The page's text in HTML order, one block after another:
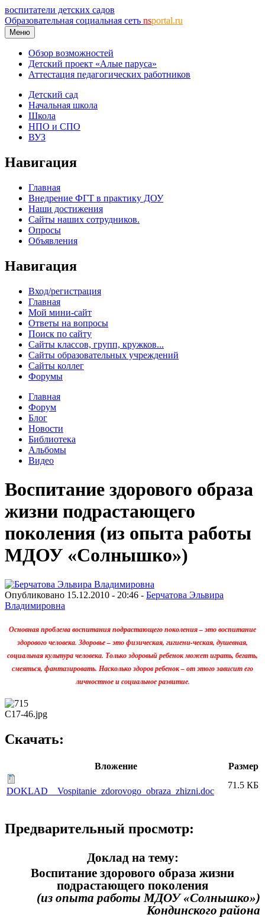
воспитатели детских садов
Образовательная социальная сеть nsportal.ru
Меню
Обзор возможностей
Детский проект «Алые паруса»
Аттестация педагогических работников
Детский сад
Начальная школа
Школа
НПО и СПО
ВУЗ
Навигация
Главная
Внедрение ФГТ в практику ДОУ
Наши достижения
Сайты наших сотрудников.
Опросы
Объявления
Навигация
Вход/регистрация
Главная
Мой мини-сайт
Ответы на вопросы
Поиск по сайту
Сайты классов, групп, кружков...
Сайты образовательных учреждений
Сайты коллег
Форумы
Главная
Форум
Блог
Новости
Библиотека
Альбомы
Видео
Воспитание здорового образа
жизни подрастающего
поколения (из опыта работы
МДОУ «Солнышко»)
Опубликовано 15.12.2010 - 20:46 - Берчатова Эльвира
Владимировна
Основная проблема воспитания подрастающего поколения – это воспитание
здорового человека. Здоровье – это физическая, гигиени-ческая, душевная,
социальная культура человека. Только здоровый ребенок может играть, бегать,
смеяться, фантазировать. Насколько здоров ребенок – от этого зависит его
личностное и социальное развитие.
C17-46.jpg
Скачать:
Вложение Размер
DOKLAD__Vospitanie_zdorovogo_obraza_zhizni.doc
71.5 КБ
Предварительный просмотр:
Доклад на тему:
Воспитание здорового образа жизни
подрастающего поколения
(из опыта работы МДОУ «Солнышко»)
Кондинского района